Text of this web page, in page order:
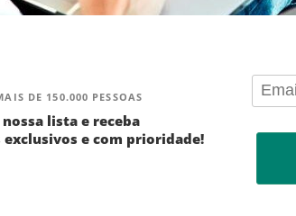
DE 150.000 PESSOAS
lista e receba
e com prioridade!